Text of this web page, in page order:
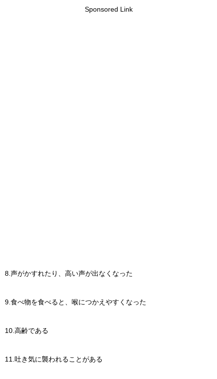
Sponsored Link
8.声がかすれたり、高い声が出なくなった
9.食べ物を食べると、喉につかえやすくなった
10.高齢である
11.吐き気に襲われることがある